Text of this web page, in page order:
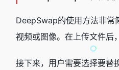
DeepSwap的使用方法非常
视频或图像。在上传文件后，
接下来，用户需要选择要替